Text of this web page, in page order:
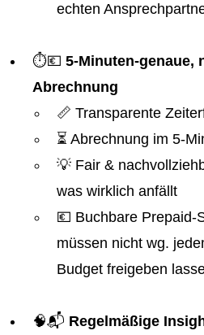
echten
⏱️💶 5-Minuten-genaue,
Abrechnung
📏 Transparente
⏳ Abrechnung im 5-
💡 Fair &
was wirklich anfällt
💶 Buchbare Prepaid-
müssen nicht wg.
Budget freigeben
🧠📬 Regelmäßige